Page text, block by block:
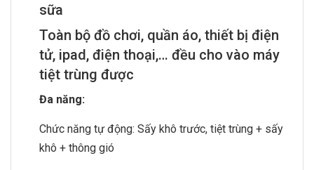
sữa
Toàn bộ đồ chơi, quần áo, thiết bị điện
tử, ipad, điện thoại,… đều cho vào máy
tiệt trùng được
Đa năng:
Chức năng tự động: Sấy khô trước, tiệt trùng + sấy
khô + thông gió